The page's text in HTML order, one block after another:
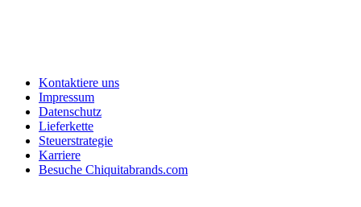
Kontaktiere uns
Impressum
Datenschutz
Lieferkette
Steuerstrategie
Karriere
Besuche Chiquitabrands.com